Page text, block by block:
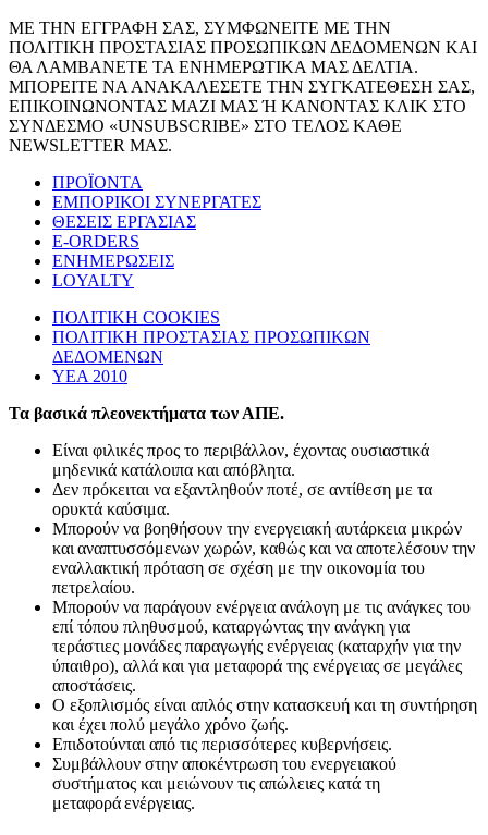
ΜΕ ΤΗΝ ΕΓΓΡΑΦΗ ΣΑΣ, ΣΥΜΦΩΝΕΙΤΕ ΜΕ ΤΗΝ
ΠΟΛΙΤΙΚΗ ΠΡΟΣΤΑΣΙΑΣ ΠΡΟΣΩΠΙΚΩΝ ΔΕΔΟΜΕΝΩΝ ΚΑΙ
ΘΑ ΛΑΜΒΑΝΕΤΕ ΤΑ ΕΝΗΜΕΡΩΤΙΚΑ ΜΑΣ ΔΕΛΤΙΑ.
ΜΠΟΡΕΙΤΕ ΝΑ ΑΝΑΚΑΛΕΣΕΤΕ ΤΗΝ ΣΥΓΚΑΤΕΘΕΣΗ ΣΑΣ,
ΕΠΙΚΟΙΝΩΝΟΝΤΑΣ ΜΑΖΙ ΜΑΣ Ή ΚΑΝΟΝΤΑΣ ΚΛΙΚ ΣΤΟ
ΣΥΝΔΕΣΜΟ «UNSUBSCRIBE» ΣΤΟ ΤΕΛΟΣ ΚΑΘΕ
NEWSLETTER ΜΑΣ.
ΠΡΟΪΟΝΤΑ
ΕΜΠΟΡΙΚΟΙ ΣΥΝΕΡΓΑΤΕΣ
ΘΕΣΕΙΣ ΕΡΓΑΣΙΑΣ
E-ORDERS
ΕΝΗΜΕΡΩΣΕΙΣ
LOYALTY
ΠΟΛΙΤΙΚΗ COOKIES
ΠΟΛΙΤΙΚΗ ΠΡΟΣΤΑΣΙΑΣ ΠΡΟΣΩΠΙΚΩΝ
ΔΕΔΟΜΕΝΩΝ
ΥΕΑ 2010
Τα βασικά πλεονεκτήματα των ΑΠΕ.
Είναι φιλικές προς το περιβάλλον, έχοντας ουσιαστικά
μηδενικά κατάλοιπα και απόβλητα.
Δεν πρόκειται να εξαντληθούν ποτέ, σε αντίθεση με τα
ορυκτά καύσιμα.
Μπορούν να βοηθήσουν την ενεργειακή αυτάρκεια μικρών
και αναπτυσσόμενων χωρών, καθώς και να αποτελέσουν την
εναλλακτική πρόταση σε σχέση με την οικονομία του
πετρελαίου.
Mπορούν να παράγουν ενέργεια ανάλογη με τις ανάγκες του
επί τόπου πληθυσμού, καταργώντας την ανάγκη για
τεράστιες μονάδες παραγωγής ενέργειας (καταρχήν για την
ύπαιθρο), αλλά και για μεταφορά της ενέργειας σε μεγάλες
αποστάσεις.
Ο εξοπλισμός είναι απλός στην κατασκευή και τη συντήρηση
και έχει πολύ μεγάλο χρόνο ζωής.
Επιδοτούνται από τις περισσότερες κυβερνήσεις.
Συμβάλλουν στην αποκέντρωση του ενεργειακού
συστήματος και μειώνουν τις απώλειες κατά τη
μεταφορά ενέργειας.